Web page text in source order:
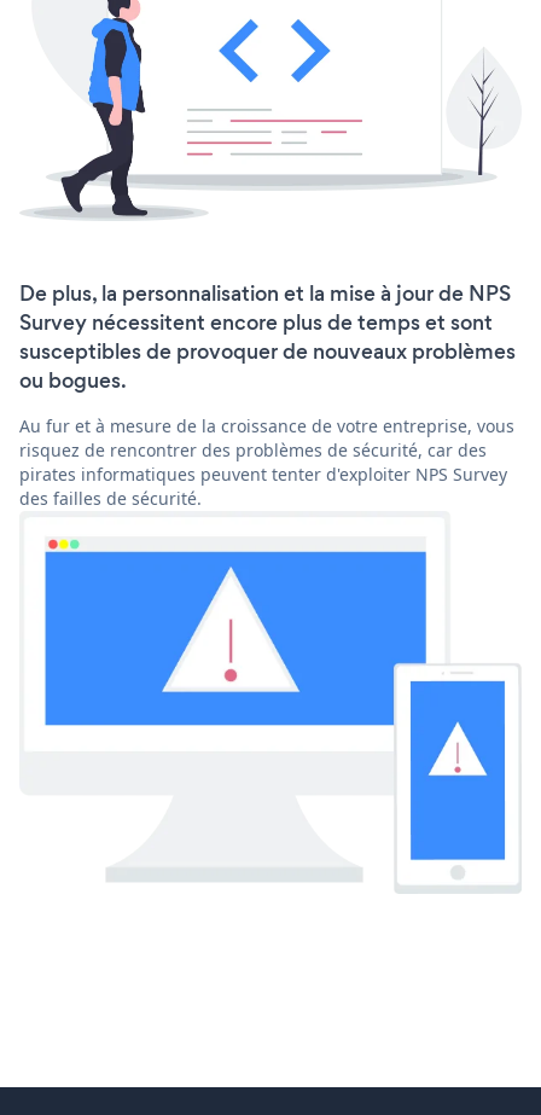
De plus, la personnalisation et la mise à jour de NPS
Survey nécessitent encore plus de temps et sont
susceptibles de provoquer de nouveaux problèmes
ou bogues.
Au fur et à mesure de la croissance de votre entreprise, vous
risquez de rencontrer des problèmes de sécurité, car des
pirates informatiques peuvent tenter d'exploiter NPS Survey
des failles de sécurité.